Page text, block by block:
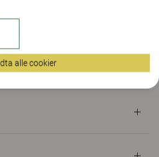
alle cookier